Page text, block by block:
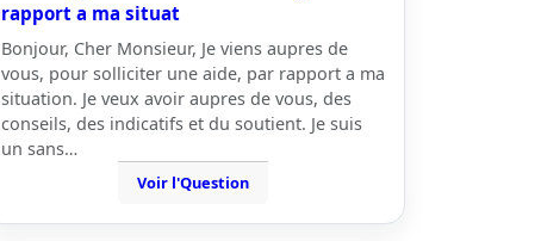
rapport a ma situat
Bonjour, Cher Monsieur, Je viens aupres de
vous, pour solliciter une aide, par rapport a ma
situation. Je veux avoir aupres de vous, des
conseils, des indicatifs et du soutient. Je suis
un sans…
Voir l'Question